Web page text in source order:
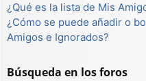
¿Qué es la lista de Mis
¿Cómo se puede añadir o
Amigos e Ignorados?
Búsqueda en los foros